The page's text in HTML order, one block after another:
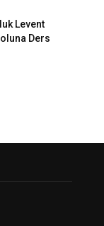
Levent
Ders